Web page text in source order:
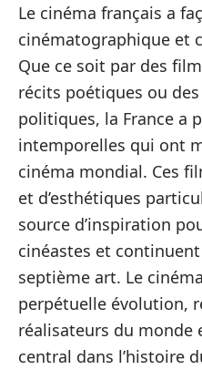
Le cinéma français a
cinématographique et
Que ce soit par des
récits poétiques ou
politiques, la France a
intemporelles qui ont
cinéma mondial. Ces
et d’esthétiques
source d’inspiration
cinéastes et
septième art. Le
perpétuelle évolution,
réalisateurs du monde
central dans l’histoire